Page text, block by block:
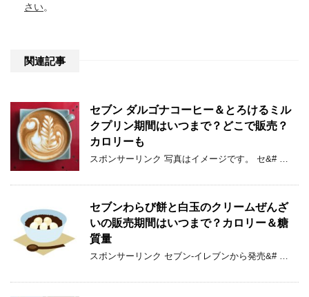
さい。
関連記事
セブン ダルゴナコーヒー＆とろけるミル
クプリン期間はいつまで？どこで販売？
カロリーも
スポンサーリンク 写真はイメージです。 セ&# …
セブンわらび餅と白玉のクリームぜんざ
いの販売期間はいつまで？カロリー＆糖
質量
スポンサーリンク セブン-イレブンから発売&# …